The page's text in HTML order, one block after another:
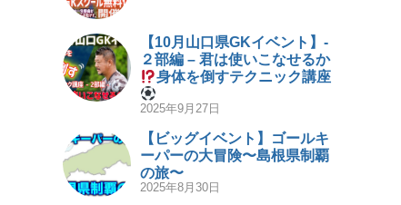
【10月山口県GKイベント】-
２部編 – 君は使いこなせるか
身体を倒すテクニック講座
2025年9月27日
【ビッグイベント】ゴールキ
ーパーの大冒険〜島根県制覇
の旅〜
2025年8月30日